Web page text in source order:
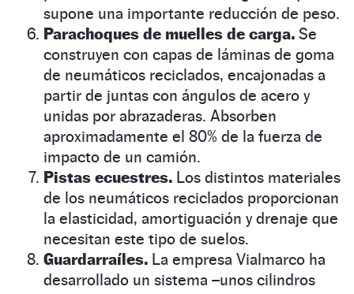
supone una importante reducción de peso.
Parachoques de muelles de carga. Se
construyen con capas de láminas de goma
de neumáticos reciclados, encajonadas a
partir de juntas con ángulos de acero y
unidas por abrazaderas. Absorben
aproximadamente el 80% de la fuerza de
impacto de un camión.
Pistas ecuestres. Los distintos materiales
de los neumáticos reciclados proporcionan
la elasticidad, amortiguación y drenaje que
necesitan este tipo de suelos.
Guardarraíles. La empresa Vialmarco ha
desarrollado un sistema –unos cilindros